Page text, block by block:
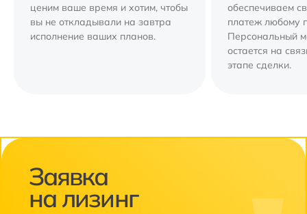
ценим ваше время и хотим, чтобы
вы не откладывали на завтра
исполнение ваших планов.
обеспечиваем
платеж любому
Персональный
остается на
этапе сделки.
Заявка
на лизинг